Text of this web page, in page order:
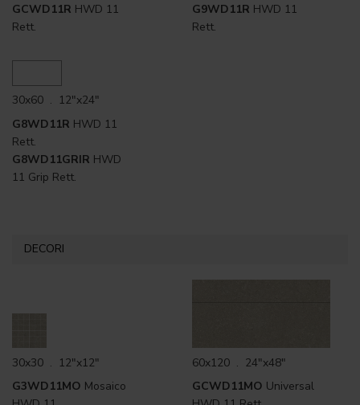
GCWD11R HWD 11
Rett.
G9WD11R HWD 11
Rett.
30x60 . 12"x24"
G8WD11R HWD 11
Rett.
G8WD11GRIR HWD
11 Grip Rett.
DECORI
30x30 . 12"x12"
G3WD11MO Mosaico
60x120 . 24"x48"
GCWD11MO Universal